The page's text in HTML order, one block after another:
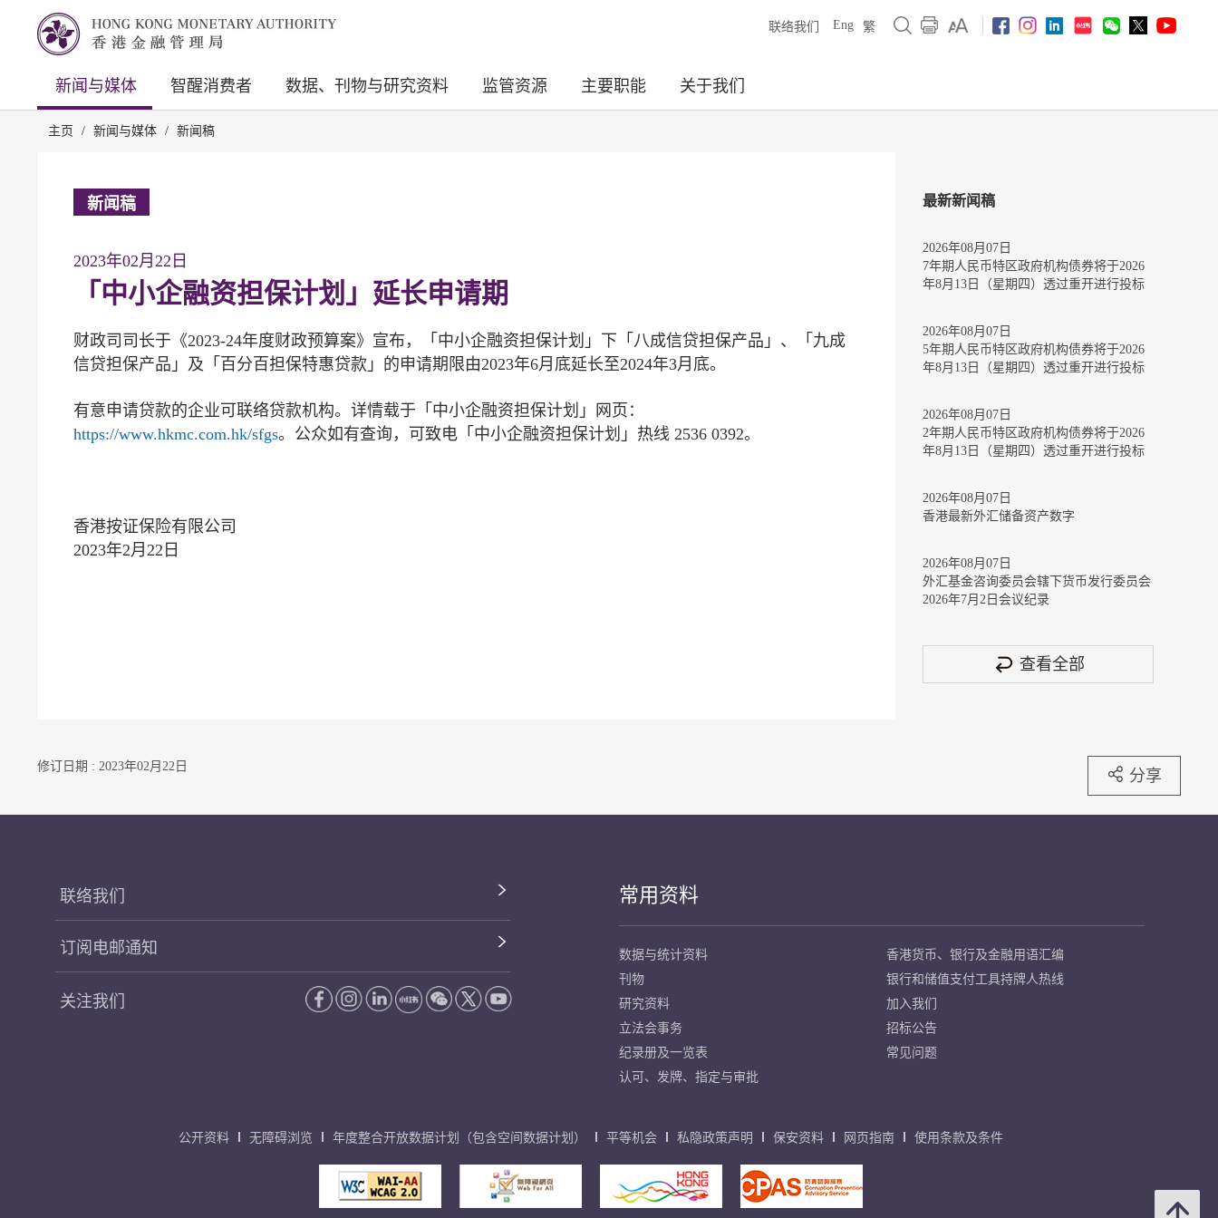
联络我们 Eng 繁
新闻与媒体 智醒消费者 数据、刊物与研究资料 监管资源 主要职能 关于我们
主页 / 新闻与媒体 / 新闻稿
新闻稿
2023年02月22日
「中小企融资担保计划」延长申请期
财政司司长于《2023-24年度财政预算案》宣布，「中小企融资担保计划」下「八成信贷担保产品」、「九成
信贷担保产品」及「百分百担保特惠贷款」的申请期限由2023年6月底延长至2024年3月底。
有意申请贷款的企业可联络贷款机构。详情载于「中小企融资担保计划」网页：
https://www.hkmc.com.hk/sfgs。公众如有查询，可致电「中小企融资担保计划」热线 2536 0392。
香港按证保险有限公司
2023年2月22日
最新新闻稿
2026年08月07日
7年期人民币特区政府机构债券将于2026
年8月13日（星期四）透过重开进行投标
2026年08月07日
5年期人民币特区政府机构债券将于2026
年8月13日（星期四）透过重开进行投标
2026年08月07日
2年期人民币特区政府机构债券将于2026
年8月13日（星期四）透过重开进行投标
2026年08月07日
香港最新外汇储备资产数字
2026年08月07日
外汇基金咨询委员会辖下货币发行委员会
2026年7月2日会议纪录
查看全部
修订日期 : 2023年02月22日 分享
联络我们
订阅电邮通知
关注我们
常用资料
数据与统计资料
刊物
研究资料
立法会事务
纪录册及一览表
认可、发牌、指定与审批
香港货币、银行及金融用语汇编
银行和储值支付工具持牌人热线
加入我们
招标公告
常见问题
公开资料 无障碍浏览 年度整合开放数据计划（包含空间数据计划） 平等机会 私隐政策声明 保安资料 网页指南 使用条款及条件